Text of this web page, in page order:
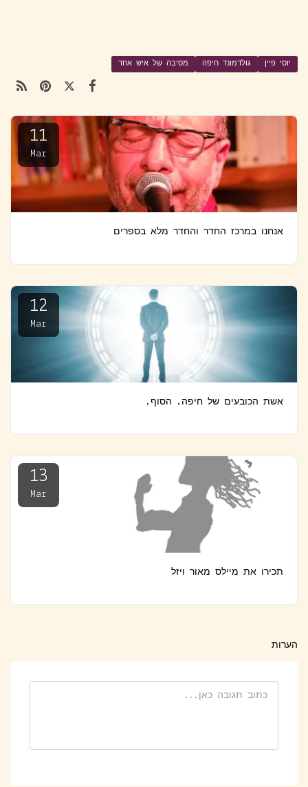
יוסי פיין גולדמונד חיפה מסיבה של איש אחד
11
Mar
אנחנו במרכז החדר והחדר מלא בספרים
12
Mar
אשת הכובעים של חיפה. הסוף.
13
Mar
תכירו את מיילס מאור ויזל
הערות